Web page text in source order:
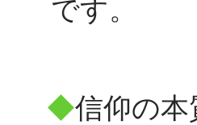
です。
◆信仰の